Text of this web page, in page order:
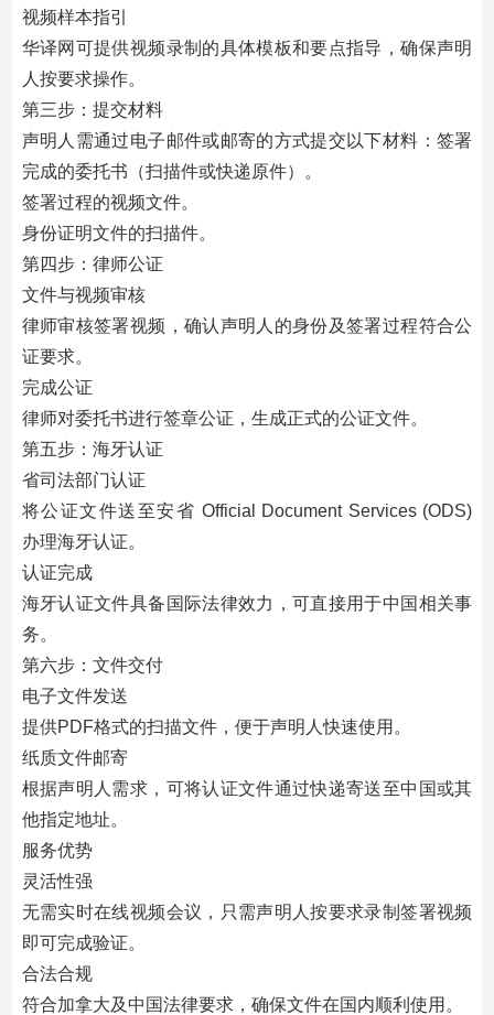
视频样本指引
华译网可提供视频录制的具体模板和要点指导，确保声明
人按要求操作。
第三步：提交材料
声明人需通过电子邮件或邮寄的方式提交以下材料：签署
完成的委托书（扫描件或快递原件）。
签署过程的视频文件。
身份证明文件的扫描件。
第四步：律师公证
文件与视频审核
律师审核签署视频，确认声明人的身份及签署过程符合公
证要求。
完成公证
律师对委托书进行签章公证，生成正式的公证文件。
第五步：海牙认证
省司法部门认证
将公证文件送至安省 Official Document Services (ODS)
办理海牙认证。
认证完成
海牙认证文件具备国际法律效力，可直接用于中国相关事
务。
第六步：文件交付
电子文件发送
提供PDF格式的扫描文件，便于声明人快速使用。
纸质文件邮寄
根据声明人需求，可将认证文件通过快递寄送至中国或其
他指定地址。
服务优势
灵活性强
无需实时在线视频会议，只需声明人按要求录制签署视频
即可完成验证。
合法合规
符合加拿大及中国法律要求，确保文件在国内顺利使用。